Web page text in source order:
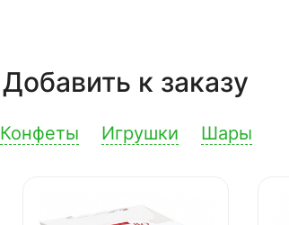
Добавить к заказу
Конфеты Игрушки Шары